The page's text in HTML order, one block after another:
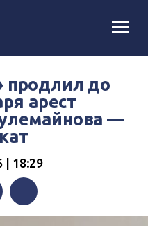
продлил до
арест
—
| 18:29
Telegram